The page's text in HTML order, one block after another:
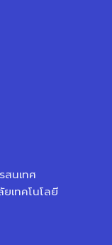
สนเทศ
เทคโนโลยี